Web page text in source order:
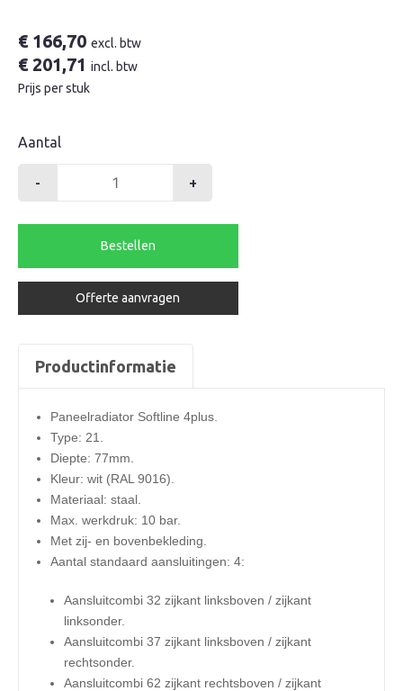
€166,70 excl. btw
€201,71 incl. btw
Prijs per stuk
Aantal
-
21-
softline
1211watt
+
Bestellen
Offerte aanvragen
Productinformatie
Paneelradiator Softline 4plus.
Type: 21.
Diepte: 77mm.
Kleur: wit (RAL 9016).
Materiaal: staal.
Max. werkdruk: 10 bar.
Met zij- en bovenbekleding.
Aantal standaard aansluitingen: 4:
Aansluitcombi 32 zijkant linksboven / zijkant
linksonder.
Aansluitcombi 37 zijkant linksboven / zijkant
rechtsonder.
Aansluitcombi 62 zijkant rechtsboven / zijkant